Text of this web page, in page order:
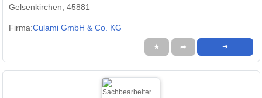
Gelsenkirchen, 45881
Firma:Culami GmbH & Co. KG
★ ➦ ➜